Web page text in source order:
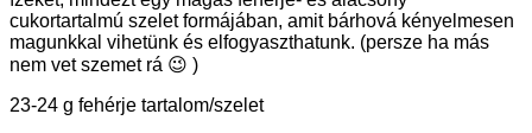
cukortartalmú szelet formájában, amit bárhová kényelmesen
magunkkal vihetünk és elfogyaszthatunk. (persze ha más
nem vet szemet rá 😉 )
23-24 g fehérje tartalom/szelet